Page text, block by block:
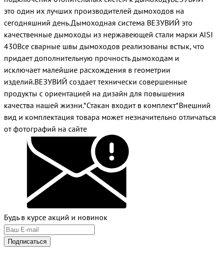
это один их лучших производителей дымоходов на
сегодняшний день.Дымоходная система ВЕЗУВИЙ это
качественные дымоходы из нержавеющей стали марки AISI
430Все сварные швы дымоходов реализованы встык, что
придает дополнительную прочность дымоходам и
исключает малейшие расхождения в геометрии
изделий.ВЕЗУВИЙ создает технически совершенные
продукты с ориентацией на дизайн для повышения
качества нашей жизни.*Стакан входит в комплект*Внешний
вид и комплектация товара может незначительно отличаться
от фотографий на сайте
Будь в курсе акций и новинок
Подписаться